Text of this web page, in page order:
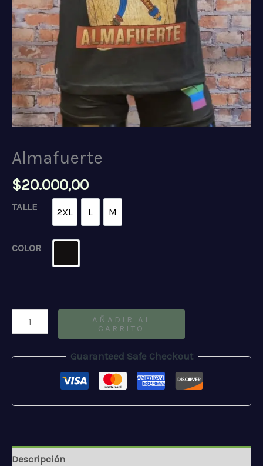
Almafuerte
$20.000,00
TALLE 2XL L M
COLOR
NEGRO
Almafuerte
cantidad
AÑADIR AL
CARRITO
Guaranteed Safe Checkout
Descripción